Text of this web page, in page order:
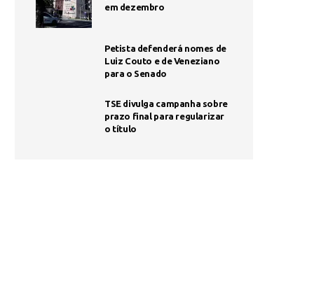
em dezembro
Petista defenderá nomes de
Luiz Couto e de Veneziano
para o Senado
TSE divulga campanha sobre
prazo final para regularizar
o título